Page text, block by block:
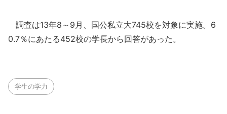
調査は13年8～9月、国公私立大745校を対象に実施。6
0.7％にあたる452校の学長から回答があった。
学生の学力